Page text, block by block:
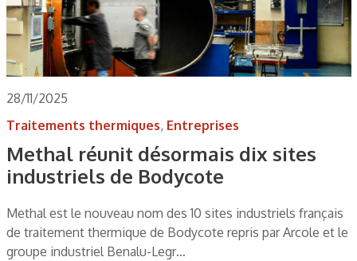
28/11/2025
Traitements thermiques, Entreprises
Methal réunit désormais dix sites
industriels de Bodycote
Methal est le nouveau nom des 10 sites industriels français
de traitement thermique de Bodycote repris par Arcole et le
groupe industriel Benalu-Legr…